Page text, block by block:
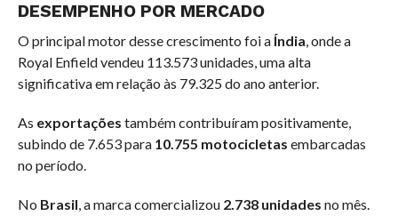
DESEMPENHO POR MERCADO
O principal motor desse crescimento foi a Índia, onde a
Royal Enfield vendeu 113.573 unidades, uma alta
significativa em relação às 79.325 do ano anterior.
As exportações também contribuíram positivamente,
subindo de 7.653 para 10.755 motocicletas embarcadas
no período.
No Brasil, a marca comercializou 2.738 unidades no mês.